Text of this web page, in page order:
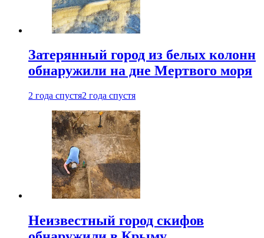
Затерянный город из белых колонн
обнаружили на дне Мертвого моря
2 года спустя2 года спустя
Неизвестный город скифов